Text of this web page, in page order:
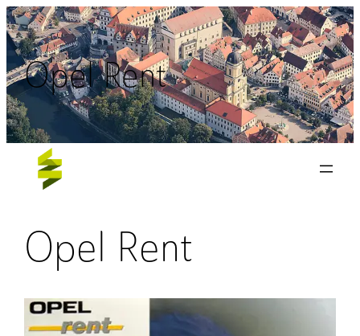
Zum
Inhalt
springen
Opel Rent
Opel Rent